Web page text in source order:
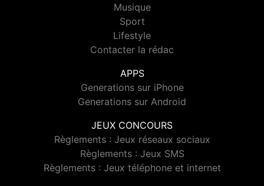
Musique
Sport
Lifestyle
Contacter la rédac
APPS
Generations sur iPhone
Generations sur Android
JEUX CONCOURS
Règlements : Jeux réseaux sociaux
Règlements : Jeux SMS
Règlements : Jeux téléphone et internet